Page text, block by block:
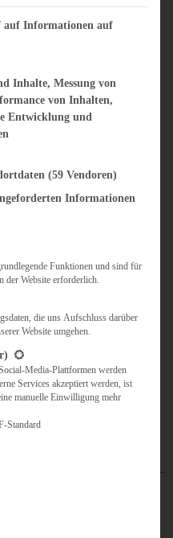
& SNACKS
VORSPEISEN
& HERZHAFT
CHUTNEYS
UNTERWEGS
des IAB Transparency and Consent
auf Informationen auf
Inhalte, Messung von
von Inhalten,
Entwicklung und
(59 Vendoren)
Informationen
die eine Einwilligung erteilt werden
Funktionen und sind für
der Website erforderlich.
die uns Aufschluss darüber
Website umgehen.
Media-Plattformen werden
Services akzeptiert werden, ist
manuelle Einwilligung mehr
Standard